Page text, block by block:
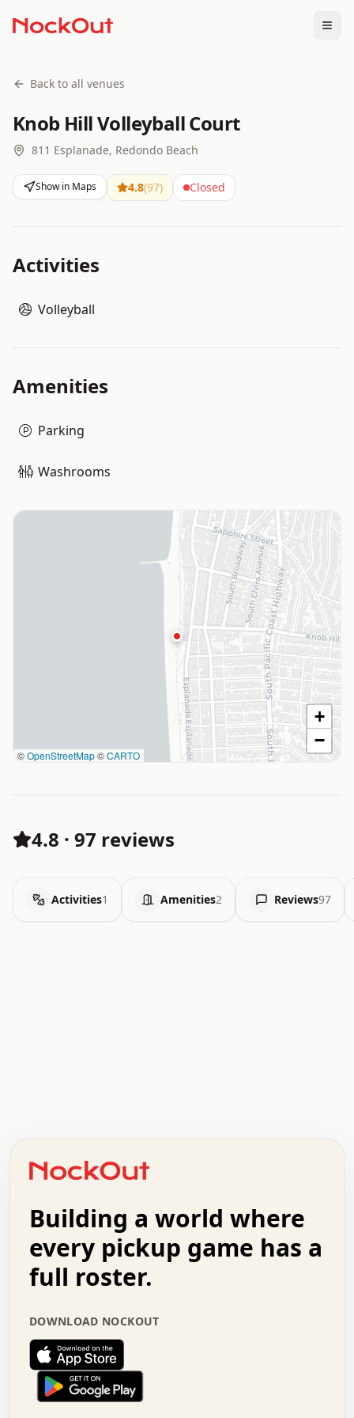
Back to all venues
Knob Hill Volleyball Court
811 Esplanade, Redondo Beach
Show in Maps 4.8(97) Closed
Activities
Volleyball
Amenities
Parking
Washrooms
©OpenStreetMap©CARTO
+
−
4.8 · 97 reviews
Activities1 Amenities2 Reviews97
+   .   .   .   .   .   .   .   .   .   +   .   .
.   .   .   .   .   .   .   .   .   .   .   :   .
.   .   .   .   +   .   .   .   .   .   .   .   +
.   :   .   .   .   .   .   .   .   .   o   .   .
.   .   x   .   .   .   .   .   .   :   .   .   o
.   .   .   .   :   .   .   .   .   o   .   .   .
.   .   .   .   .   .   .   :   .   .   .   .   .
.   .   .   .   .   :   +   .   .   .   .   .   o
.   .   .   .   .   .   .   .   .   .   .   .   .
.   .   :   o   .   .   .   .   .   .   .   +   .
.   o   .   .   .   .   x   .   .   .   .   .   .
Building a world where
every pickup game has a
full roster.
DOWNLOAD NOCKOUT